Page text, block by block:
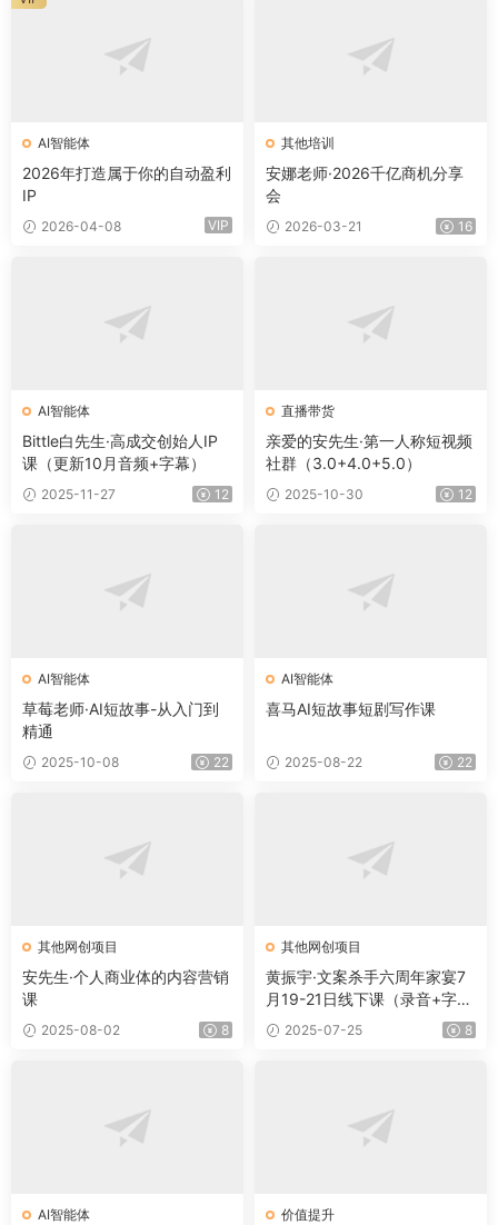
AI智能体
2026年打造属于你的自动盈利
IP
2026-04-08 VIP
其他培训
安娜老师·2026千亿商机分享
会
2026-03-21 16
AI智能体
Bittle白先生·高成交创始人IP
课（更新10月音频+字幕）
2025-11-27 12
直播带货
亲爱的安先生·第一人称短视频
社群（3.0+4.0+5.0）
2025-10-30 12
AI智能体
草莓老师·AI短故事-从入门到
精通
2025-10-08 22
AI智能体
喜马AI短故事短剧写作课
2025-08-22 22
其他网创项目
安先生·个人商业体的内容营销
课
2025-08-02 8
其他网创项目
黄振宇·文案杀手六周年家宴7
月19-21日线下课（录音+字幕
+PPT）
2025-07-25 8
AI智能体 价值提升